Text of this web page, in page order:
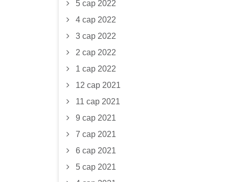
5 сар 2022
4 сар 2022
3 сар 2022
2 сар 2022
1 сар 2022
12 сар 2021
11 сар 2021
9 сар 2021
7 сар 2021
6 сар 2021
5 сар 2021